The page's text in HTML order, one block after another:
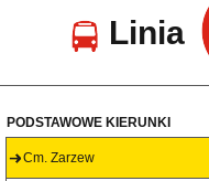
Linia
PODSTAWOWE KIERUNKI
Cm. Zarzew